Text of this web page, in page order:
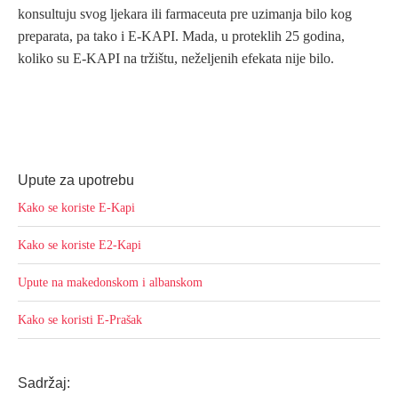
konsultuju svog ljekara ili farmaceuta pre uzimanja bilo kog
preparata, pa tako i E-KAPI. Mada, u proteklih 25 godina,
koliko su E-KAPI na tržištu, neželjenih efekata nije bilo.
Upute za upotrebu
Kako se koriste E-Kapi
Kako se koriste E2-Kapi
Upute na makedonskom i albanskom
Kako se koristi E-Prašak
Sadržaj: